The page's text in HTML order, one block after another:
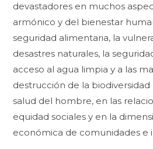
devastadores en muchos
armónico y del bienestar
seguridad alimentaria, la
desastres naturales, la
acceso al agua limpia y a las
destrucción de la biodiversidad
salud del hombre, en las
equidad sociales y en la
económica de comunidades e